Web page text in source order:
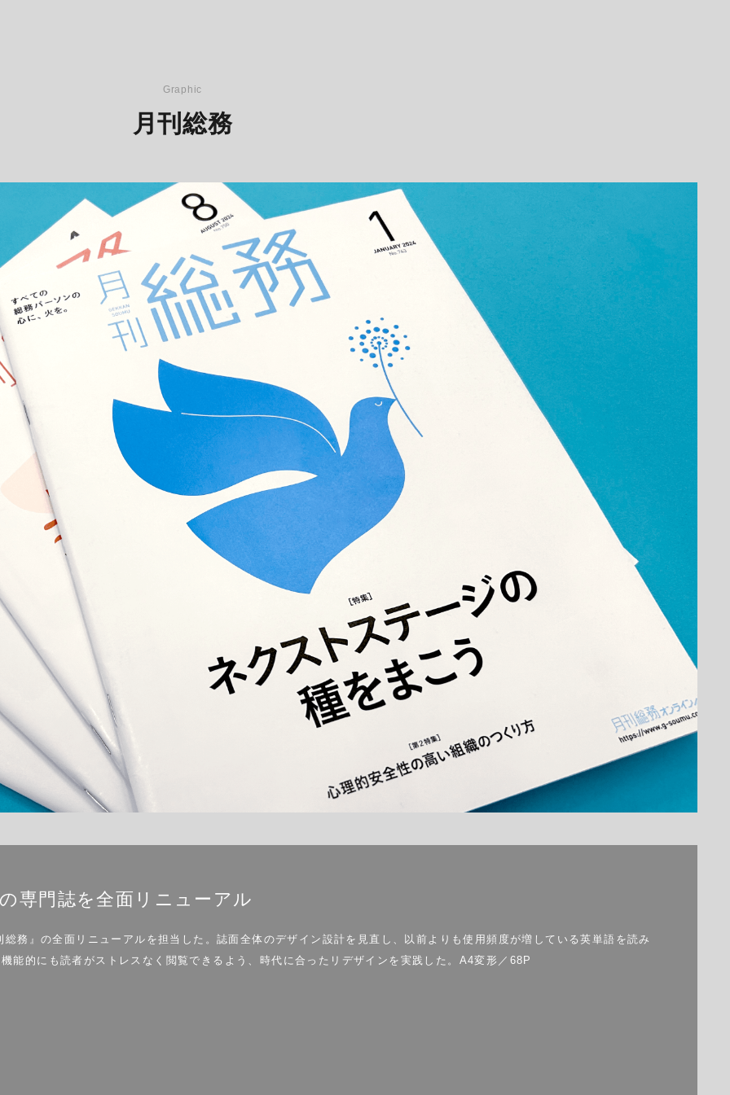
Graphic
月刊総務
専門誌を全面リニューアル
務』の全面リニューアルを担当した。誌面全体のデザイン設計を見直し、以前よりも使用頻度が増している英単語を読み
能的にも読者がストレスなく閲覧できるよう、時代に合ったリデザインを実践した。A4変形／68P